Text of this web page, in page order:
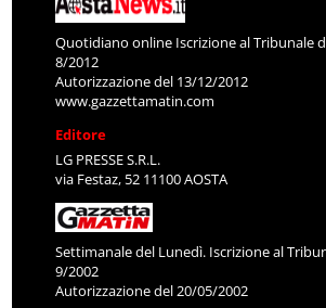
Quotidiano online Iscrizione al Tribunale
8/2012
Autorizzazione del 13/12/2012
www.gazzettamatin.com
Editore
LG PRESSE S.R.L.
via Festaz, 52 11100 AOSTA
Settimanale del Lunedì. Iscrizione al
9/2002
Autorizzazione del 20/05/2002